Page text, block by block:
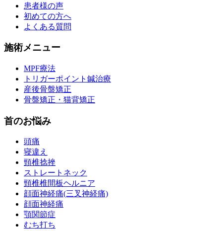
患者様の声
初めての方へ
よくある質問
施術メニュー
MPF療法
トリガーポイント鍼治療
産後骨盤矯正
骨盤矯正・猫背矯正
首のお悩み
頭痛
寝違え
頸椎捻挫
ストレートネック
頸椎椎間板ヘルニア
顔面神経痛(三叉神経痛)
顔面神経痛
顎関節症
むち打ち